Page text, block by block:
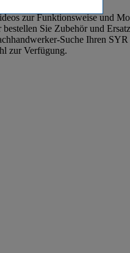
zur Funktionsweise und
Sie Zubehör und
Suche Ihren
zur Verfügung.